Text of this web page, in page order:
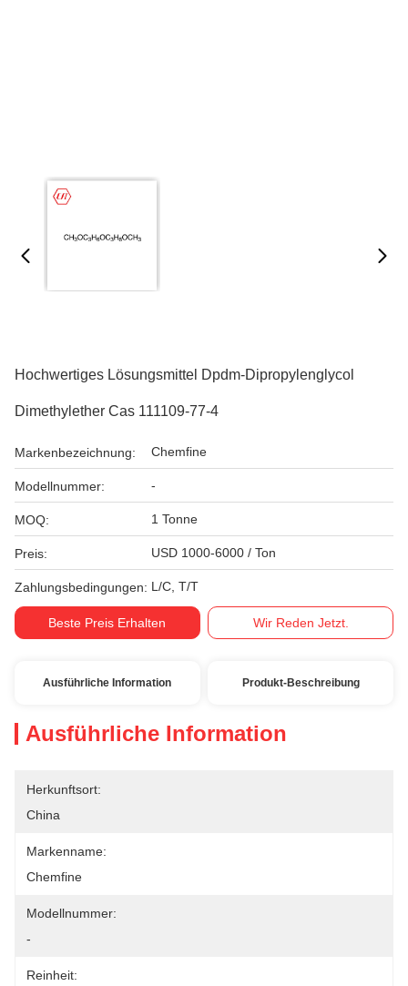
Hochwertiges Lösungsmittel Dpdm-Dipropylenglycol
Dimethylether Cas 111109-77-4
Markenbezeichnung: Chemfine
Modellnummer: -
MOQ: 1 Tonne
Preis: USD 1000-6000 / Ton
Zahlungsbedingungen: L/C, T/T
Beste Preis Erhalten Wir Reden Jetzt.
Ausführliche Information Produkt-Beschreibung
Ausführliche Information
Herkunftsort:
China
Markenname:
Chemfine
Modellnummer:
-
Reinheit: